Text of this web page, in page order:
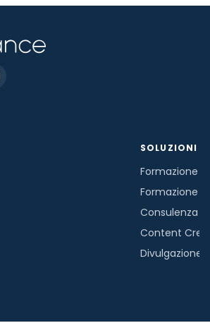
SOLUZIONI
Formazione
Formazione
Consulenza
Content
Divulgazione